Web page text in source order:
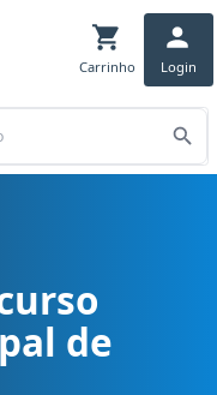
Carrinho Login
Pinhais PR cargo
de